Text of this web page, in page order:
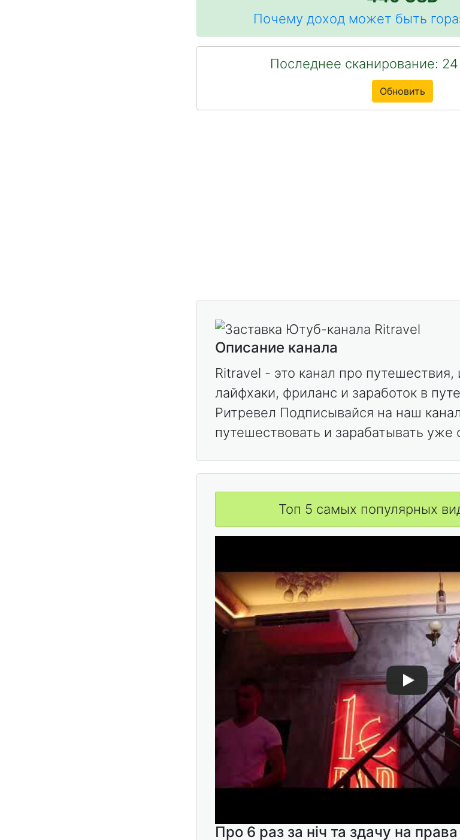
Почему доход может быть
Последнее сканирование:
Обновить
Описание канала
Ritravel - это канал про
лайфхаки, фриланс и заработок в
Ритревел Подписывайся на наш
путешествовать и зарабатывать уже
Топ 5 самых популярных
Про 6 раз за ніч та здачу на